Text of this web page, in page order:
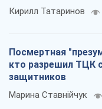
Кирилл Татаринов
Посмертная
кто разрешил ТЦК
защитников
Марина Ставнійчук